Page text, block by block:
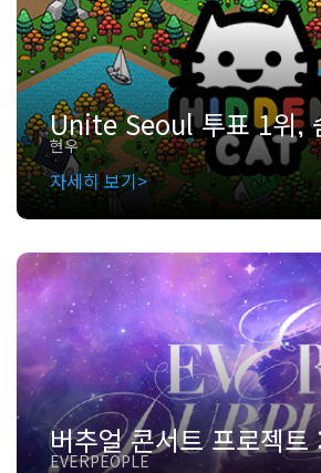
현우
자세히 보기
EVERPEOPLE